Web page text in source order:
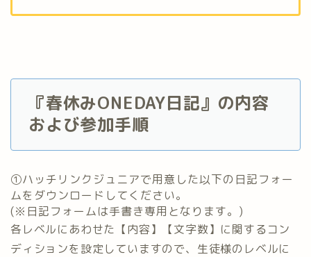
『春休みONEDAY日記』の内容
および参加手順
①ハッチリンクジュニアで用意した以下の日記フォー
ムをダウンロードしてください。
(※日記フォームは手書き専用となります。)
各レベルにあわせた【内容】【文字数】に関するコン
ディションを設定していますので、生徒様のレベルに